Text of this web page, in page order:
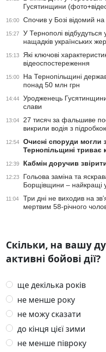
Гусятинщини
16:00 Спочив у Бозі відомий на
15:27
У Тернополі відбудуться
нащадків українських
15:13
Які ключові
відеоспостереження
15:00
На Тернопільщині
понад 50 млн грн
14:44
Уродженець Гусятинщини
слави
13:04
27 тисяч за фальшиве
викрили водія з
12:54
Очисні споруди могли
Тернопільщині триває
12:39 Кабмін доручив
12:23
Гольова заміна та
Борщівщини – найкращі
11:04
Три дні не виходив на
мертвим 58-річного
Скільки, на вашу
активні бойові дії?
ще декілька років
не менше року
не можу сказати
до кінця цієї зими
не менше півроку